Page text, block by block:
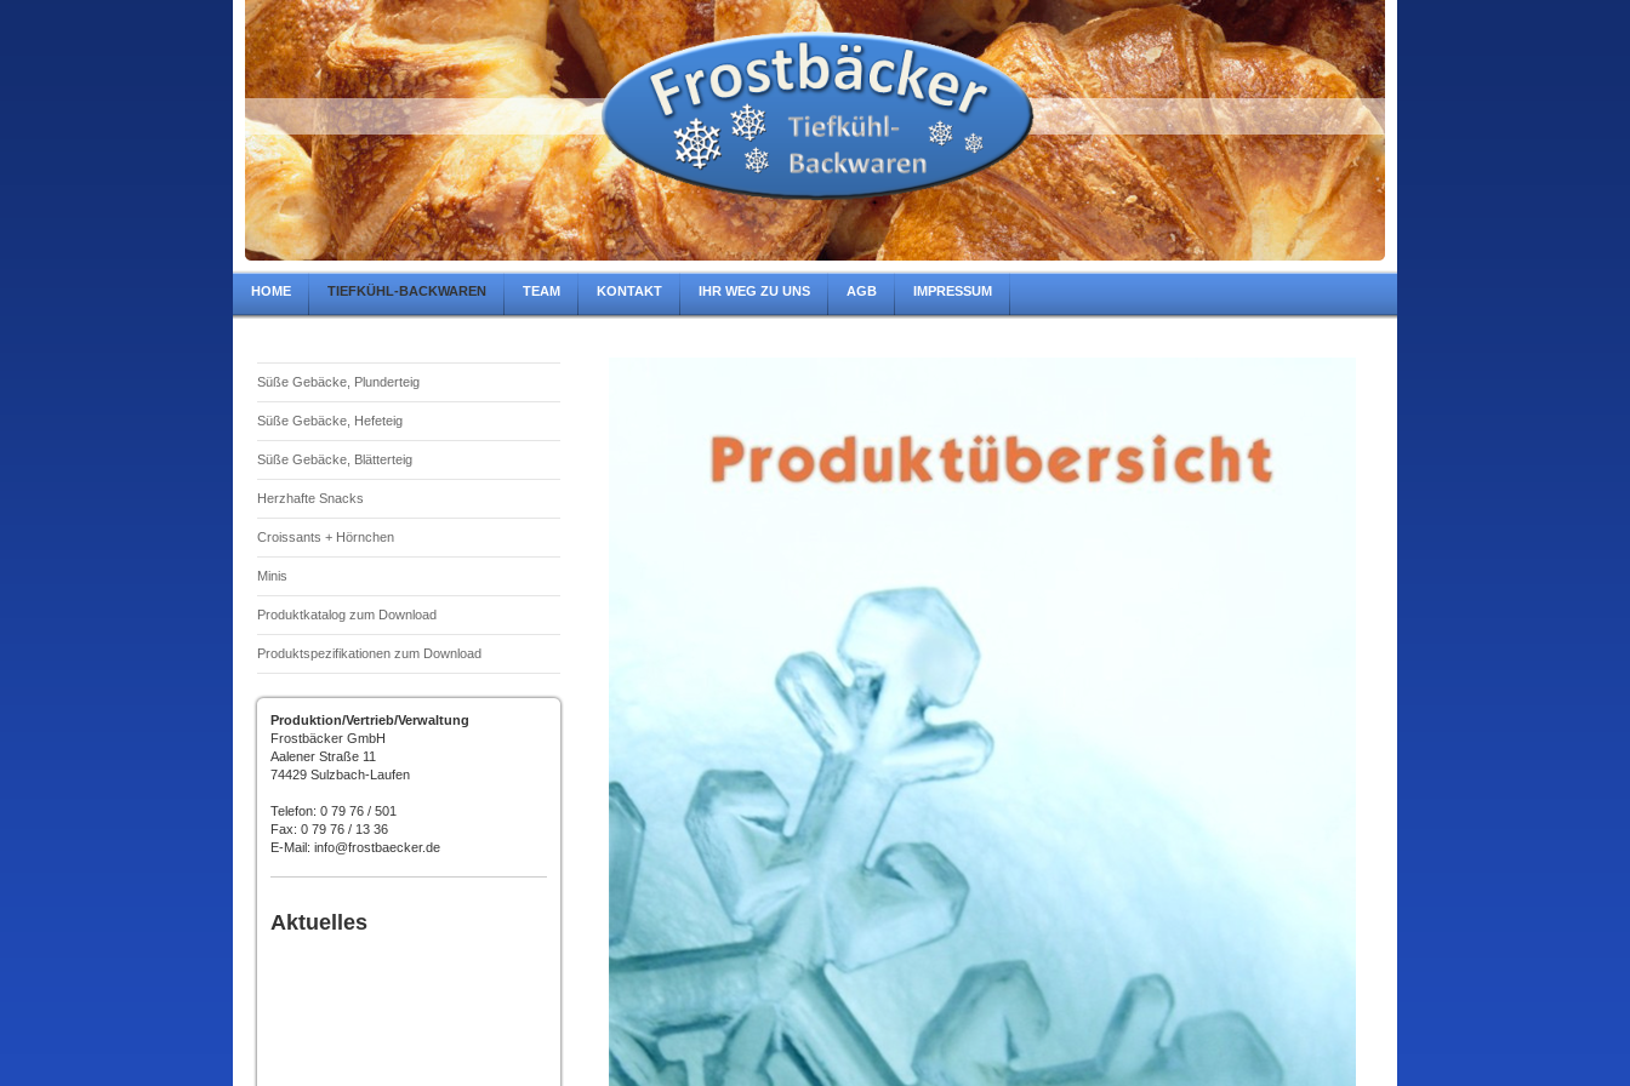
HOME TIEFKÜHL-BACKWAREN TEAM KONTAKT IHR WEG ZU UNS AGB IMPRESSUM
Süße Gebäcke, Plunderteig
Süße Gebäcke, Hefeteig
Süße Gebäcke, Blätterteig
Herzhafte Snacks
Croissants + Hörnchen
Minis
Produktkatalog zum Download
Produktspezifikationen zum Download
Produktion/Vertrieb/Verwaltung
Frostbäcker GmbH
Aalener Straße 11
74429 Sulzbach-Laufen
Telefon: 0 79 76 / 501
Fax: 0 79 76 / 13 36
E-Mail: info@frostbaecker.de
Aktuelles